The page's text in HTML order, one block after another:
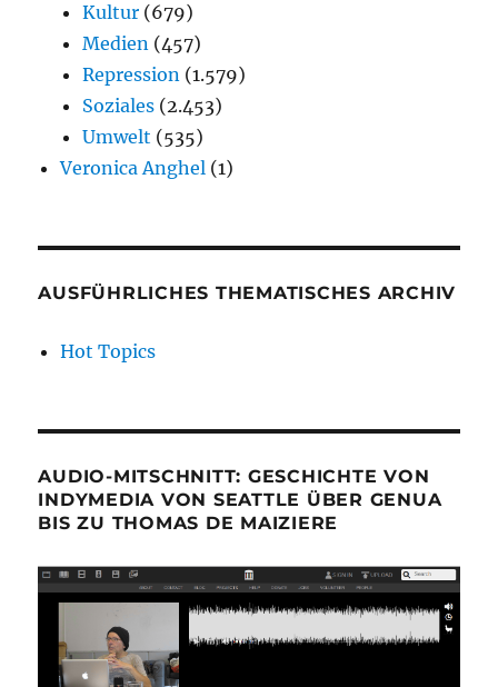
Kultur (679)
Medien (457)
Repression (1.579)
Soziales (2.453)
Umwelt (535)
Veronica Anghel (1)
AUSFÜHRLICHES THEMATISCHES ARCHIV
Hot Topics
AUDIO-MITSCHNITT: GESCHICHTE VON
INDYMEDIA VON SEATTLE ÜBER GENUA
BIS ZU THOMAS DE MAIZIERE